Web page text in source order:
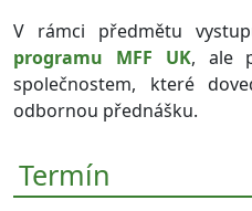
V rámci předmětu
programu MFF UK, ale
společnostem, které
odbornou přednášku.
Termín